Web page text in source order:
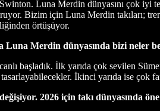
Luna Merdin dünyasını çok
Bizim için Luna Merdin takıları;
örtüşüyor.
Luna Merdin dünyasında bizi
başladık. İlk yarıda çok sevilen
İkinci yarıda ise çok
2026 için takı dünyasında